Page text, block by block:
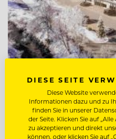
Natur- & Biohotel
6675 Tannheim,
DIESE SEITE
Diese Website
Informationen dazu und zu
finden Sie in unserer
der Seite. Klicken Sie auf
zu akzeptieren und direkt
können, oder klicken Sie auf